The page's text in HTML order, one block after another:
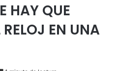
HAY QUE
EN UNA